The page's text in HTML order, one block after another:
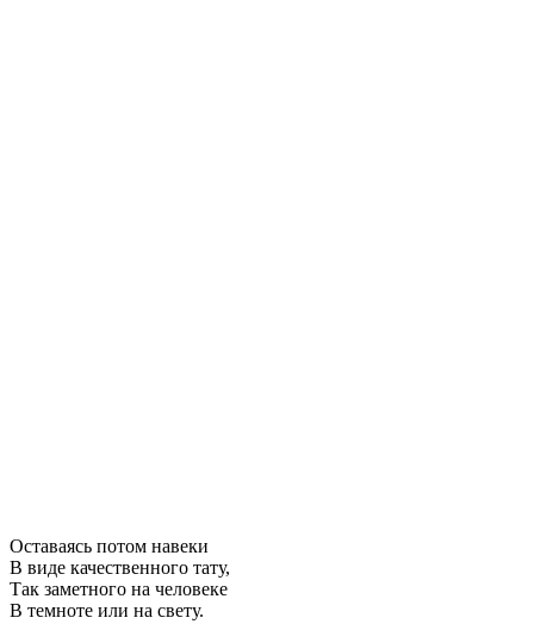
Оставаясь потом навеки
В виде качественного тату,
Так заметного на человеке
В темноте или на свету.